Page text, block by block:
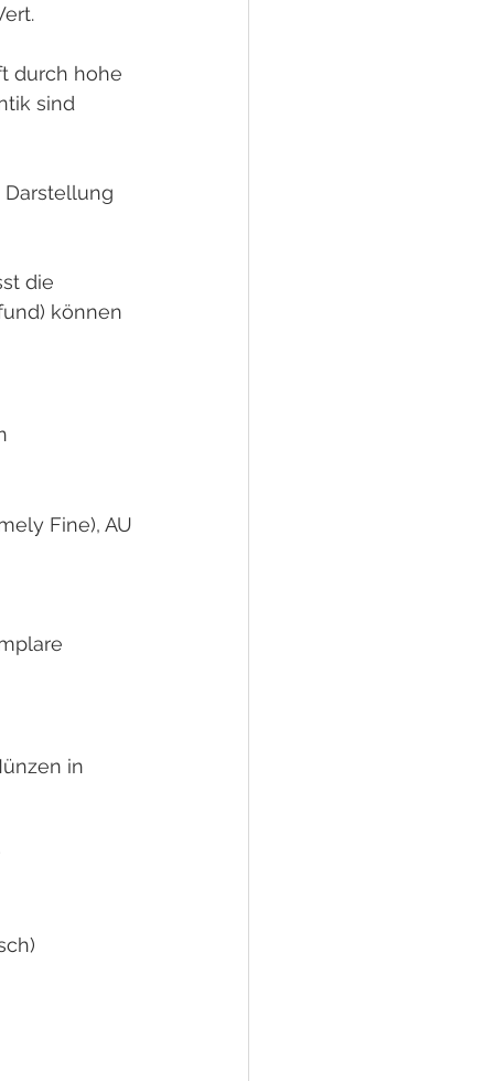
durch hohe
sind
die
können
Fine), AU
in